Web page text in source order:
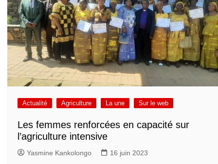
Actualité Agriculture La une Sur le web
Les femmes renforcées en capacité sur
l’agriculture intensive
Yasmine Kankolongo 16 juin 2023